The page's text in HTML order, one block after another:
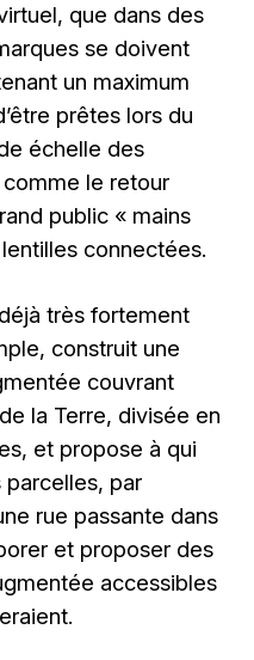
que dans des
se doivent
un maximum
prêtes lors du
échelle des
le retour
public « mains
connectées.
très fortement
construit une
couvrant
la Terre, divisée en
et propose à qui
parcelles, par
rue passante dans
et proposer des
accessibles